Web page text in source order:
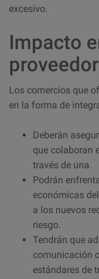
excesivo.
Impacto
Los comercios que
en la forma de
Deberán
que colaboran
través de una.
Podrán
económicas
a los nuevos
riesgo.
Tendrán que
comunicación
estándares de